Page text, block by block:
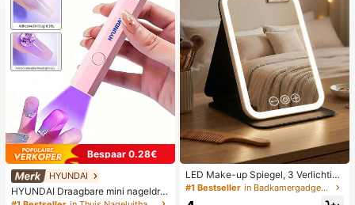
Bespaar 0.28€
HYUNDAI
HYUNDAI Draagbare mini nageldro
ger, oplaadbare handlamp UV/LED
LED Make-up Spiegel, 3 Verlichting
smodi, Verstelbare Helderheid, Draa
gbaar Vouwbaar Ontwerp, Geschikt
#1 Bestseller in Badkamergadgets die favoriet zijn bij klanten B